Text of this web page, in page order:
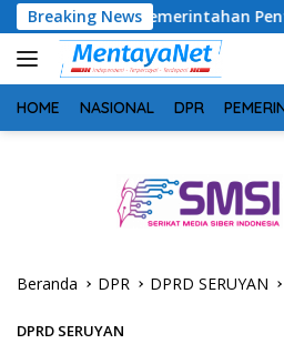
Langsung
ke
konten
Breaking NewsPenting untuk
HOME NASIONAL DPR
Beranda DPR DPRD SERUYAN
DPRD SERUYAN